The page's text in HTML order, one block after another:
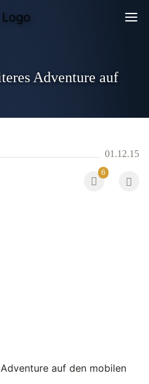
Adventure auf
01.12.15
6